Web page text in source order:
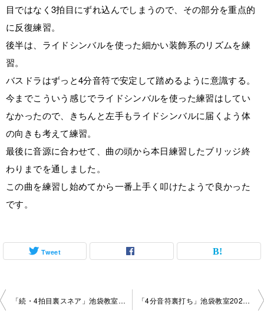
目ではなく3拍目にずれ込んでしまうので、その部分を重点的
に反復練習。
後半は、ライドシンバルを使った細かい装飾系のリズムを練
習。
バスドラはずっと4分音符で安定して踏めるように意識する。
今までこういう感じでライドシンバルを使った練習はしてい
なかったので、きちんと左手もライドシンバルに届くよう体
の向きも考えて練習。
最後に音源に合わせて、曲の頭から本日練習したブリッジ終
わりまでを通しました。
この曲を練習し始めてから一番上手く叩けたようで良かった
です。
Tweet
投
「続・4拍目裏スネア」池袋教室2024-09-26-no0014-1042 「4分音符裏打ち」池袋教室2024-10-24-no0014-1042